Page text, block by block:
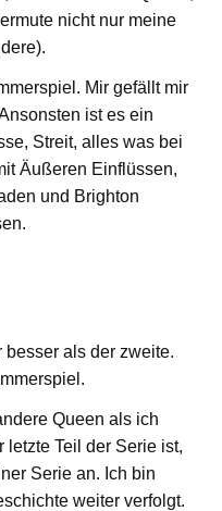
nicht nur meine
Mir gefällt mir
ist es ein
Streit, alles was bei
Äußeren Einflüssen,
und Brighton
besser als der zweite.
Queen als ich
letzte Teil der Serie ist,
Serie an. Ich bin
weiter verfolgt.